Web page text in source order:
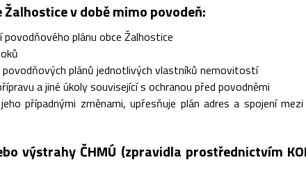
v době mimo povodeň:
plánu obce Žalhostice
plánů jednotlivých vlastníků nemovitostí
a jiné úkoly související s ochranou před povodněmi
případnými změnami, upřesňuje plán adres a spojení
výstrahy ČHMÚ (zpravidla prostřednictvím